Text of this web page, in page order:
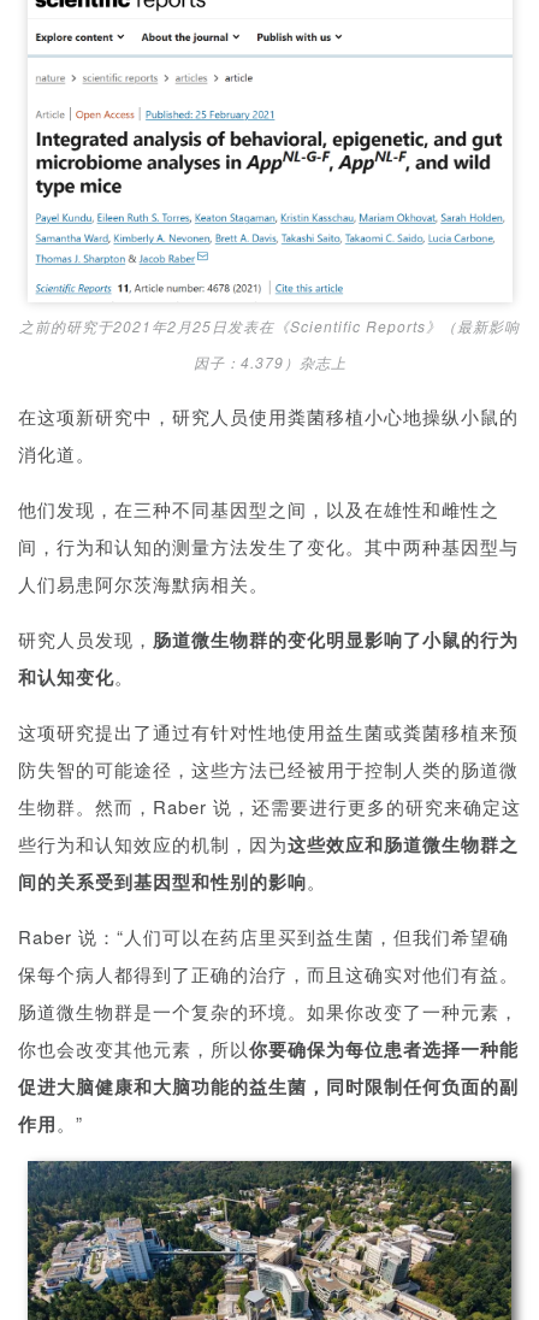
首
页
药
讯
视
频
区
精
彩
活
动
之前的研究于2021年2月25日发表在《Scientific Reports》（最新影响
因子：4.379）杂志上
在这项新研究中，研究人员使用粪菌移植小心地操纵小鼠的
消化道。
他们发现，在三种不同基因型之间，以及在雄性和雌性之
间，行为和认知的测量方法发生了变化。 其中两种基因型与
人们易患阿尔茨海默病相关。
研究人员发现， 肠道微生物群的变化明显影响了小鼠的行为
和认知变化。
这项研究提出了通过有针对性地使用益生菌或粪菌移植来预
防失智的可能途径，这些方法已经被用于控制人类的肠道微
生物群。 然而，Raber 说，还需要进行更多的研究来确定这
些行为和认知效应的机制，因为这些效应和肠道微生物群之
间的关系受到基因型和性别的影响。
Raber 说：“人们可以在药店里买到益生菌，但我们希望确
保每个病人都得到了正确的治疗，而且这确实对他们有益。
肠道微生物群是一个复杂的环境。如果你改变了一种元素，
你也会改变其他元素，所以你要确保为每位患者选择一种能
促进大脑健康和大脑功能的益生菌，同时限制任何负面的副
作用。”